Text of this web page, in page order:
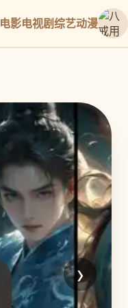
电影电视剧综艺动漫
›